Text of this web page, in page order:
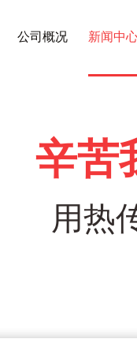
公司概况 新闻中
辛苦
用热